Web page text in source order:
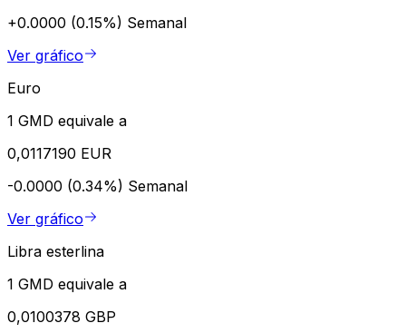
+0.0000 (0.15%) Semanal
Ver gráfico
Euro
1 GMD equivale a
0,0117190 EUR
-0.0000 (0.34%) Semanal
Ver gráfico
Libra esterlina
1 GMD equivale a
0,0100378 GBP